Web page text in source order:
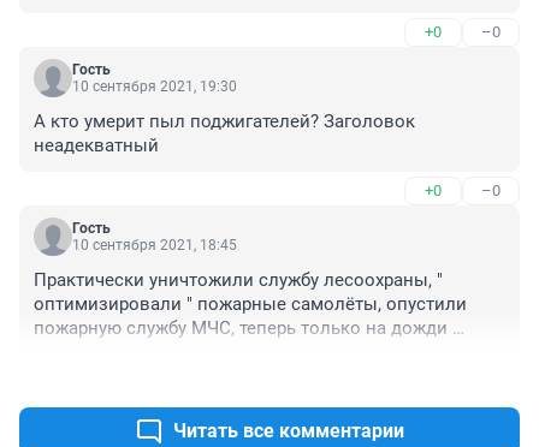
+0 –0
Гость
10 сентября 2021, 19:30
А кто умерит пыл поджигателей? Заголовок
неадекватный
+0 –0
Гость
10 сентября 2021, 18:45
Практически уничтожили службу лесоохраны, "
оптимизировали " пожарные самолёты, опустили
пожарную службу МЧС, теперь только на дожди
Читать все комментарии